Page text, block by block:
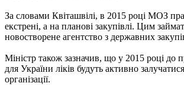
За словами Квіташвілі, в 2015 році МОЗ
екстрені, а на планові закупівлі. Цим
новостворене агентство з державних
Міністр також зазначив, що у 2015 році до
для України ліків будуть активно
організації.